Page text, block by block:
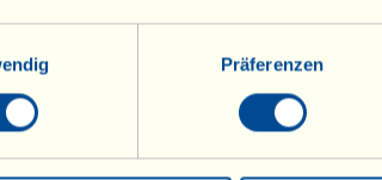
Präferenzen